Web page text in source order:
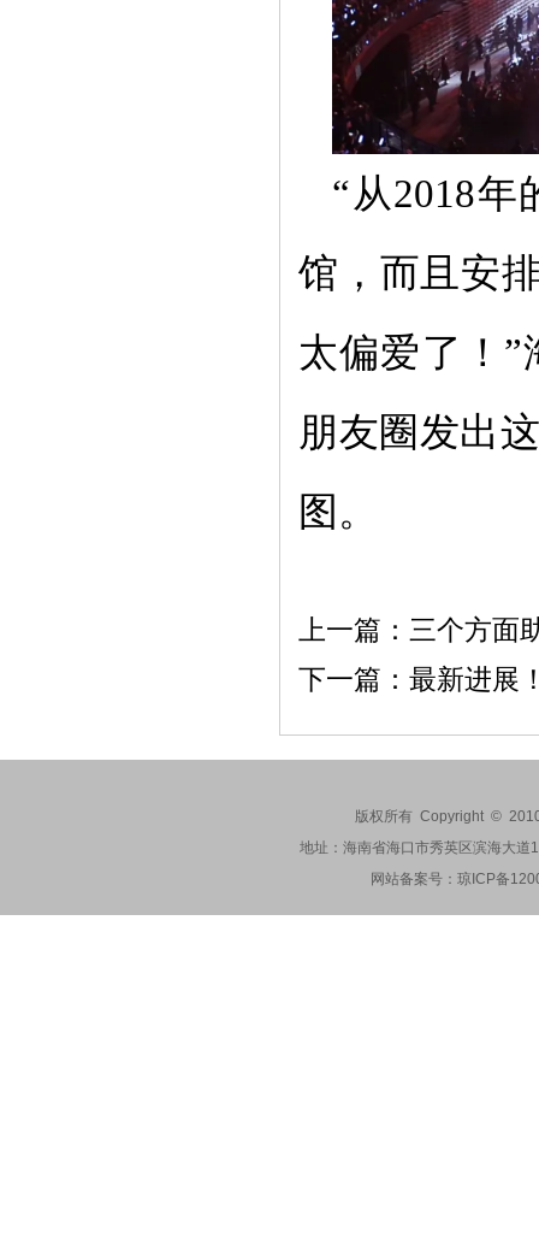
“从2018
馆，而且安
太偏爱了！
朋友圈发出
图。
上一篇： 三个方面
下一篇： 最新进展
版权所有 Copyright ©
地址：海南省海口市秀英区滨海大
网站备案号： 琼ICP备